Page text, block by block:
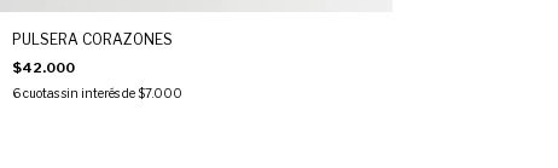
PULSERA CORAZONES
$42.000
6cuotas sin interés de$7.000